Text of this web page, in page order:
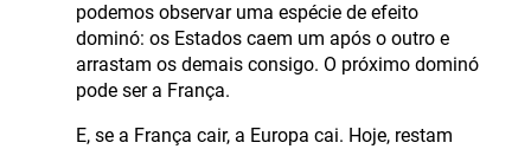
podemos observar uma espécie de efeito
dominó: os Estados caem um após o outro e
arrastam os demais consigo. O próximo dominó
pode ser a França.
E, se a França cair, a Europa cai. Hoje, restam